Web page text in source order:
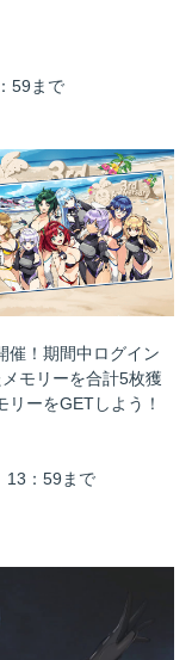
59まで
催！期間中ログイン
モリーを合計5枚獲
ーをGETしよう！
13：59まで